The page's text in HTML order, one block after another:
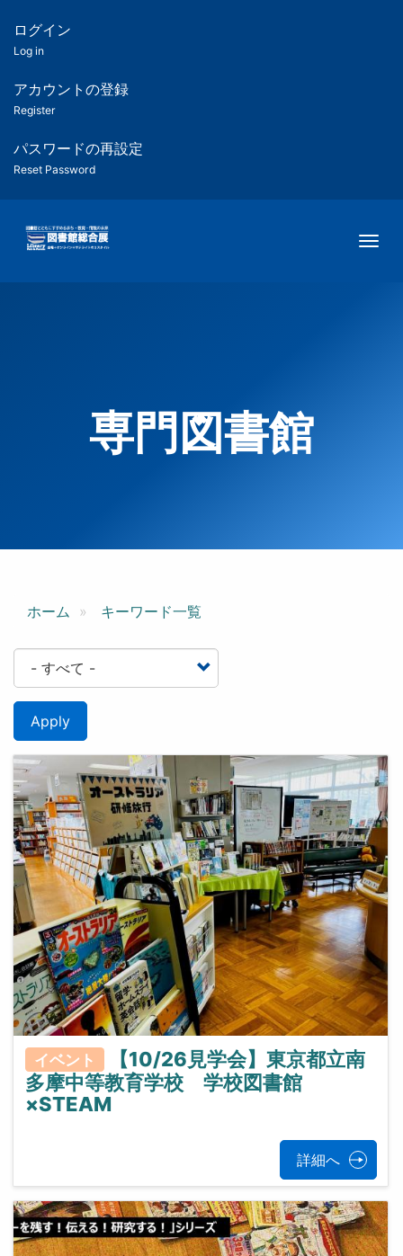
ツ
匿
名
ユ
ー
ー
用
メ
ログイン
Log in
アカウントの登録
Register
パスワードの再設定
Reset Password
専門図書館
ホーム キーワード一覧
Apply
イベント
【10/26見学会】東京都立南
多摩中等教育学校 学校図書館
×STEAM
詳細へ